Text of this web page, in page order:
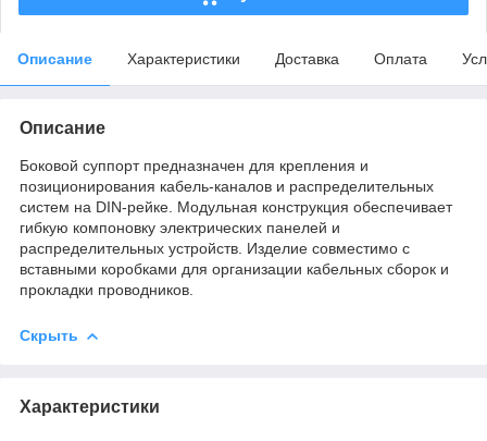
Описание Характеристики Доставка Оплата
Описание
Боковой суппорт предназначен для крепления и
позиционирования кабель-каналов и распределительных
систем на DIN-рейке. Модульная конструкция обеспечивает
гибкую компоновку электрических панелей и
распределительных устройств. Изделие совместимо с
вставными коробками для организации кабельных сборок и
прокладки проводников.
Скрыть
Характеристики